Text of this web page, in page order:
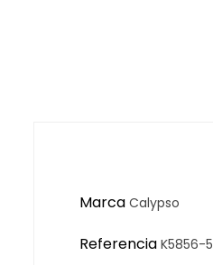
Marca Calypso
Referencia K5856-5